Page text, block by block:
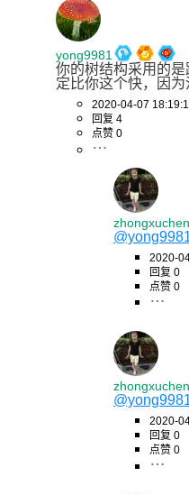
yong9981
你的树结构采用的
定比你这个快，因为
2020-04-07
回复 4
点赞 0
zhongxuchen
2020-
回复 0
点赞 0
zhongxuchen
2020-
回复 0
点赞 0